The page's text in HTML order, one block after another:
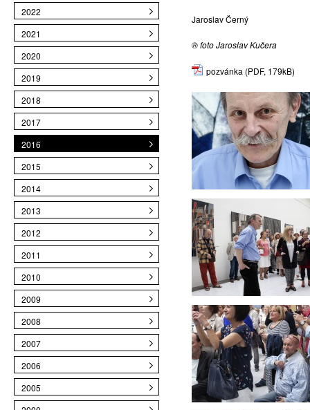
2022
2021
2020
2019
2018
2017
2016
2015
2014
2013
2012
2011
2010
2009
2008
2007
2006
2005
Jaroslav Černý
® foto Jaroslav Kučera
pozvánka (PDF, 179kB)